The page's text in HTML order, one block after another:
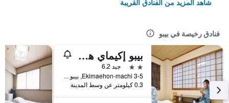
شاهد المزيد من الفنادق القريبة
فنادق رخيصة في بيبو
بيبو إكيماي هوتل هاياشي
2 نجمتين
جيد 6.2
Ekimaehon-machi 3-5, بيبو, اليابان
0.3 كيلومتر عن وسط المدينة